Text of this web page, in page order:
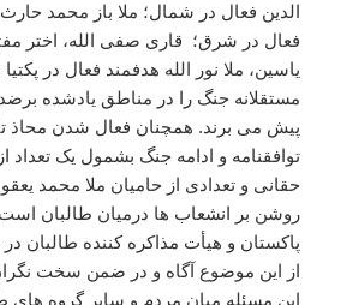
الدین فعال در شمال؛ ملا باز محمد
فعال در شرق؛ قاری صفی الله، اختر
یاسین، ملا نور الله هدفمند فعال در
مستقلانه جنگ را در مناطق یادشده
پیش می برند. همچنان فعال شدن محاذ
توافقنامه و ادامه جنگ بشمول یک تعداد
حقانی و تعدادی از حامیان ملا محمد
روشن بر انشعاب ها درمیان طالبان
پاکستان و هیأت مذاکره کننده طالبان
از این موضوع آگاه و در ضمن سخت نگران
این مسئله میان مردم و سایر گروه های